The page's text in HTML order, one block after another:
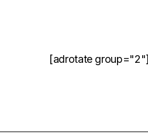
[adrotate group="2"]